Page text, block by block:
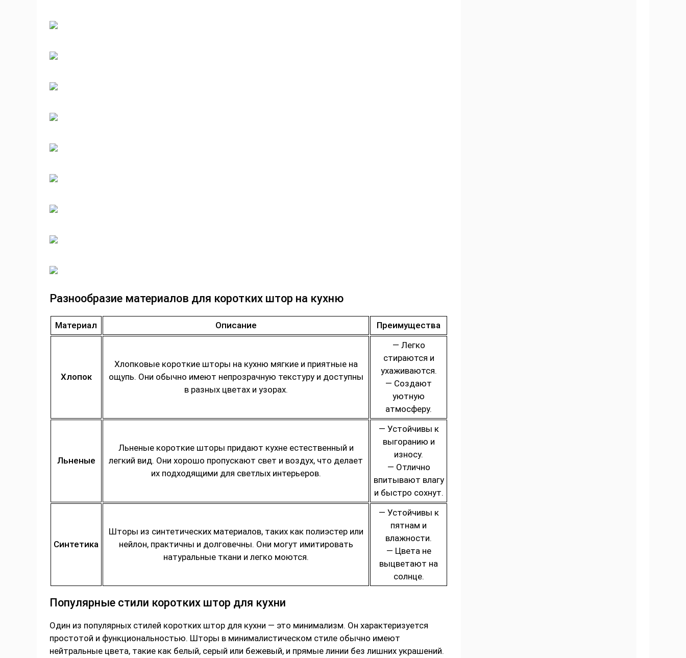
Разнообразие материалов для коротких штор на кухню
Материал Описание Преимущества
Хлопок
Хлопковые короткие шторы на кухню мягкие и приятные на
ощупь. Они обычно имеют непрозрачную текстуру и доступны
в разных цветах и узорах.
— Легко
стираются и
ухаживаются.
— Создают
уютную
атмосферу.
Льненые
Льненые короткие шторы придают кухне естественный и
легкий вид. Они хорошо пропускают свет и воздух, что делает
их подходящими для светлых интерьеров.
— Устойчивы к
выгоранию и
износу.
— Отлично
впитывают влагу
и быстро сохнут.
Синтетика
Шторы из синтетических материалов, таких как полиэстер или
нейлон, практичны и долговечны. Они могут имитировать
натуральные ткани и легко моются.
— Устойчивы к
пятнам и
влажности.
— Цвета не
выцветают на
солнце.
Популярные стили коротких штор для кухни
Один из популярных стилей коротких штор для кухни — это минимализм. Он характеризуется
простотой и функциональностью. Шторы в минималистическом стиле обычно имеют
нейтральные цвета, такие как белый, серый или бежевый, и прямые линии без лишних украшений.